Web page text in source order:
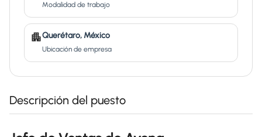
Modalidad de trabajo
Querétaro, México
Ubicación de empresa
Descripción del puesto